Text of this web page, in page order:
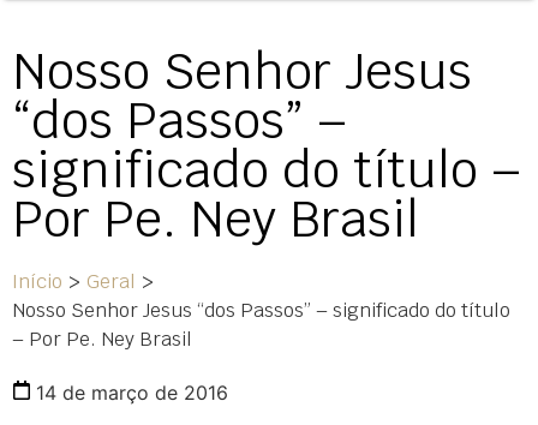
Nosso Senhor Jesus
“dos Passos” –
significado do título –
Por Pe. Ney Brasil
Início > Geral >
Nosso Senhor Jesus “dos Passos” – significado do título
– Por Pe. Ney Brasil
14 de março de 2016